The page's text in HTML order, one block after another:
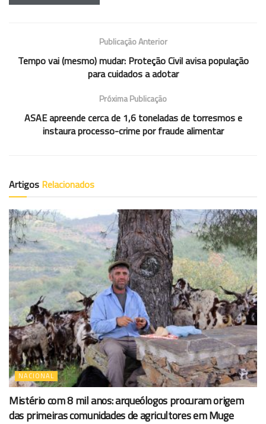
Publicação Anterior
Tempo vai (mesmo) mudar: Proteção Civil avisa população
para cuidados a adotar
Próxima Publicação
ASAE apreende cerca de 1,6 toneladas de torresmos e
instaura processo-crime por fraude alimentar
Artigos Relacionados
NACIONAL
Mistério com 8 mil anos: arqueólogos procuram origem
das primeiras comunidades de agricultores em Muge